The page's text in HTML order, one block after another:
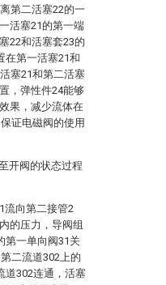
第二活塞22的一
活塞21的第一端
22和活塞套23的
在第一活塞21和
塞21和第二活塞
，弹性件24能够
果，减少流体在
证电磁阀的使用
开阀的状态过程
流向第二接管2
的压力，导阀组
第一单向阀31关
二流道302上的
道302连通，活塞